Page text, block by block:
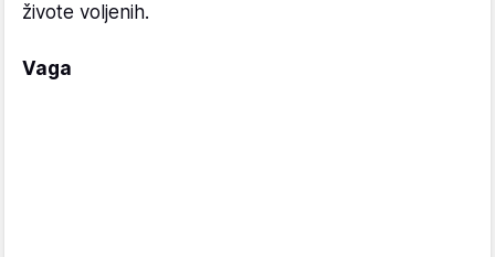
živote voljenih.
Vaga